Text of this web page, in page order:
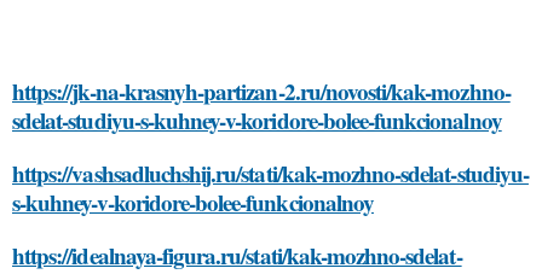
https://jk-na-krasnyh-partizan-2.ru/novosti/kak-mozhno-
sdelat-studiyu-s-kuhney-v-koridore-bolee-funkcionalnoy
https://vashsadluchshij.ru/stati/kak-mozhno-sdelat-studiyu-
s-kuhney-v-koridore-bolee-funkcionalnoy
https://idealnaya-figura.ru/stati/kak-mozhno-sdelat-